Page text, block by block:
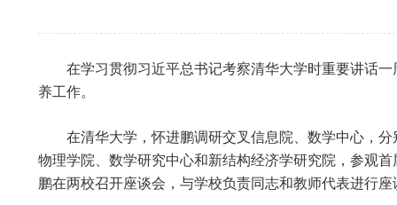
在学习贯彻习近平总书记考察清华大学时重要讲话
养工作。
在清华大学，怀进鹏调研交叉信息院、数学中心，
物理学院、数学研究中心和新结构经济学研究院，参观
鹏在两校召开座谈会，与学校负责同志和教师代表进行座